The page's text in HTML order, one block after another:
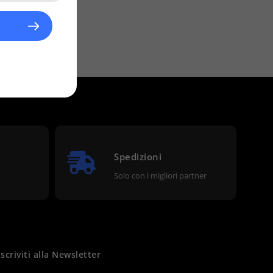
Spedizioni
Solo con i migliori partner
alla Newsletter